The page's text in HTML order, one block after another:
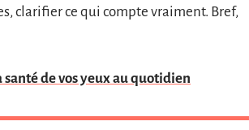
clarifier ce qui compte vraiment. Bref,
de vos yeux au quotidien